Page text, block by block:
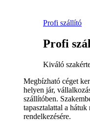
Profi szállító
Profi
Kiváló
Megbízható céget
helyen jár,
szállítóben.
tapasztalattal a
rendelkezésére.